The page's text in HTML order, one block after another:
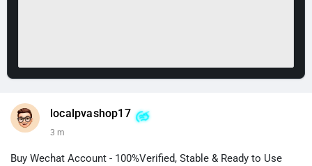
localpvashop17
3 m
Buy Wechat Account - 100%Verified, Stable & Ready to Use